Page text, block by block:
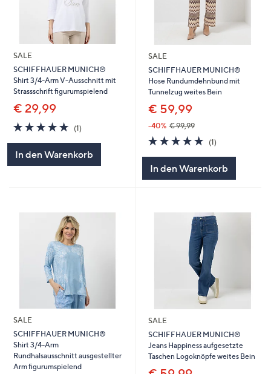
SALE
SCHIFFHAUER MUNICH®
Shirt 3/4-Arm V-Ausschnitt mit
Strassschrift figurumspielend
€ 29,99
5.0
von
5
(1)
In den Warenkorb
SALE
SCHIFFHAUER MUNICH®
Hose Rundumdehnbund mit
Tunnelzug weites Bein
€ 59,99
-40% € 99,99
5.0
von
5
(1)
In den Warenkorb
SALE
SCHIFFHAUER MUNICH®
Shirt 3/4-Arm
Rundhalsausschnitt ausgestellter
Arm figurumspielend
SALE
SCHIFFHAUER MUNICH®
Jeans Happiness aufgesetzte
Taschen Logoknöpfe weites Bein